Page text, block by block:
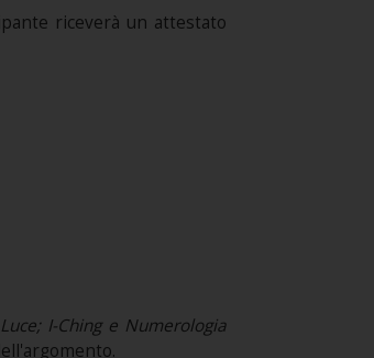
riceverà un attestato
I-Ching e Numerologia